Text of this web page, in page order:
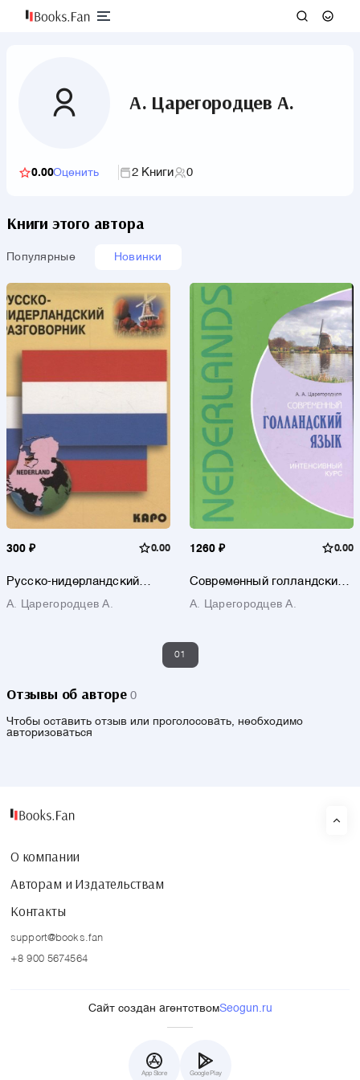
А. Царегородцев А.
0.00Оценить 2 Книги 0
Книги этого автора
Популярные Новинки
300 ₽ 0.00
Русско-нидерландский
А. Царегородцев А.
1260 ₽ 0.00
Современный голландский
А. Царегородцев А.
01
Отзывы об авторе 0
Чтобы оставить отзыв или проголосовать, необходимо
авторизоваться
О компании
Авторам и Издательствам
Контакты
support@books.fan
+8 900 5674564
Сайт создан агентствомSeogun.ru
App Store Google Play